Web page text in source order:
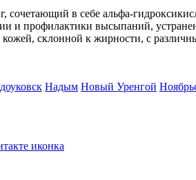
сочетающий в себе альфа-
и профилактики высыпаний,
кожей, склонной к жирности, с
Надым Новый Уренгой